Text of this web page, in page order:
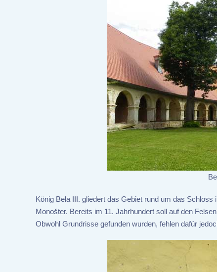
König Bela III. gliedert das Gebiet rund um das
Monošter. Bereits im 11. Jahrhundert soll auf den
Obwohl Grundrisse gefunden wurden, fehlen dafür